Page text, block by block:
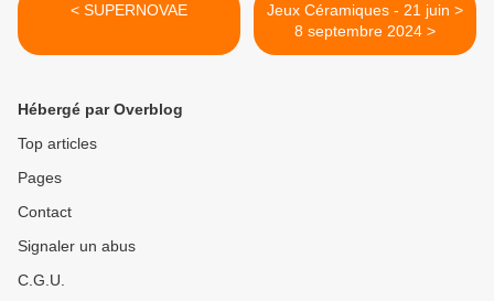
< SUPERNOVAE
Jeux Céramiques - 21 juin >
8 septembre 2024 >
Hébergé par Overblog
Top articles
Pages
Contact
Signaler un abus
C.G.U.